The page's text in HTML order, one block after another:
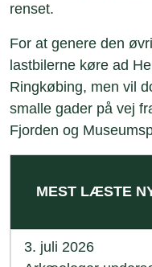
renset.
For at genere den
lastbilerne køre ad
Ringkøbing, men vil
smalle gader på vej
Fjorden og
MEST LÆSTE
3. juli 2026